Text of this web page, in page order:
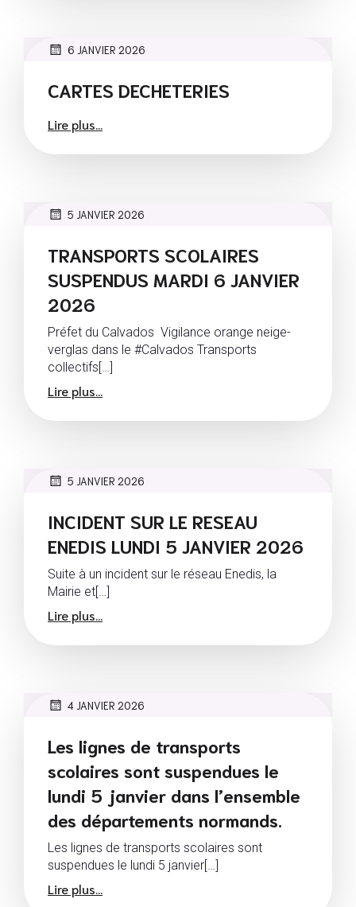
6 JANVIER 2026
CARTES DECHETERIES
Lire plus...
5 JANVIER 2026
TRANSPORTS SCOLAIRES
SUSPENDUS MARDI 6 JANVIER
2026
Préfet du Calvados Vigilance orange neige-
verglas dans le #Calvados Transports
collectifs[…]
Lire plus...
5 JANVIER 2026
INCIDENT SUR LE RESEAU
ENEDIS LUNDI 5 JANVIER 2026
Suite à un incident sur le réseau Enedis, la
Mairie et[…]
Lire plus...
4 JANVIER 2026
Les lignes de transports
scolaires sont suspendues le
lundi 5 janvier dans l’ensemble
des départements normands.
Les lignes de transports scolaires sont
suspendues le lundi 5 janvier[…]
Lire plus...